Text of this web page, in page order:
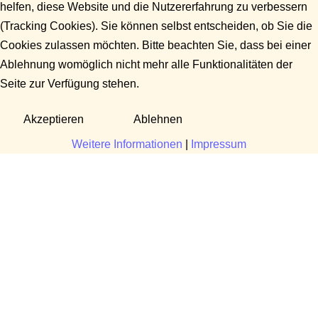
helfen, diese Website und die Nutzererfahrung zu verbessern
(Tracking Cookies). Sie können selbst entscheiden, ob Sie die
Cookies zulassen möchten. Bitte beachten Sie, dass bei einer
Ablehnung womöglich nicht mehr alle Funktionalitäten der
Seite zur Verfügung stehen.
Akzeptieren Ablehnen
Weitere Informationen Impressum